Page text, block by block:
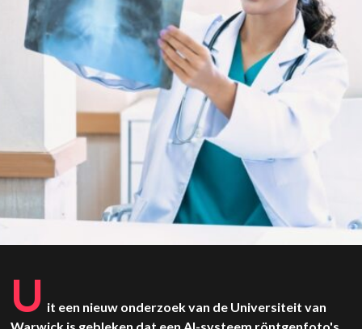
U it een nieuw onderzoek van de Universiteit van